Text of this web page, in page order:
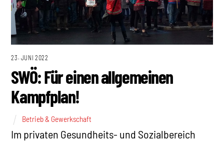
23. JUNI 2022
SWÖ: Für einen allgemeinen
Kampfplan!
Betrieb & Gewerkschaft
Im privaten Gesundheits- und Sozialbereich